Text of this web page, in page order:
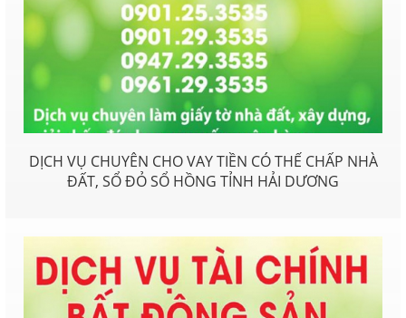
DỊCH VỤ CHUYÊN CHO VAY TIỀN CÓ THẾ CHẤP NHÀ
ĐẤT, SỔ ĐỎ SỔ HỒNG TỈNH HẢI DƯƠNG